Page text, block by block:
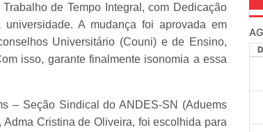
de Tempo Integral, com Dedicação
A mudança foi aprovada em
Universitário (Couni) e de Ensino,
isso, garante finalmente isonomia a essa
– Seção Sindical do ANDES-SN (Aduems
Cristina de Oliveira, foi escolhida para